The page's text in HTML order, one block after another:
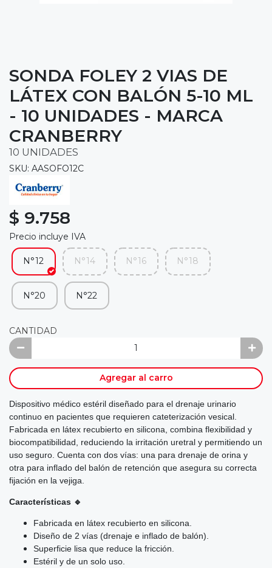
SONDA FOLEY 2 VIAS DE
LÁTEX CON BALÓN 5-10 ML
- 10 UNIDADES - MARCA
CRANBERRY
10 UNIDADES
SKU: AASOFO12C
$ 9.758
Precio incluye IVA
N°12 N°14 N°16 N°18
N°20 N°22
CANTIDAD
Agregar al carro
Dispositivo médico estéril diseñado para el drenaje urinario
continuo en pacientes que requieren cateterización vesical.
Fabricada en látex recubierto en silicona, combina flexibilidad y
biocompatibilidad, reduciendo la irritación uretral y permitiendo un
uso seguro. Cuenta con dos vías: una para drenaje de orina y
otra para inflado del balón de retención que asegura su correcta
fijación en la vejiga.
Características 🔹
Fabricada en látex recubierto en silicona.
Diseño de 2 vías (drenaje e inflado de balón).
Superficie lisa que reduce la fricción.
Estéril y de un solo uso.